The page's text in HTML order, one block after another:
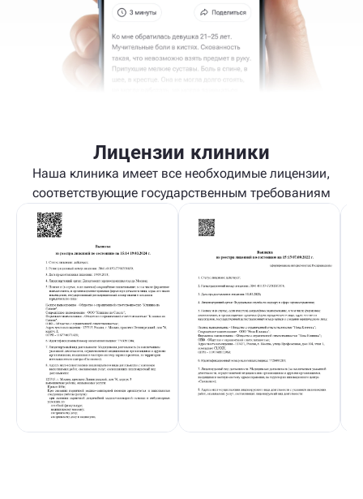
Лицензии клиники
Наша клиника имеет все необходимые лицензии,
соответствующие государственным требованиям